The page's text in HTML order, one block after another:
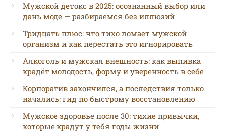
Мужской детокс в 2025: осознанный выбор или
дань моде — разбираемся без иллюзий
Тридцать плюс: что тихо ломает мужской
организм и как перестать это игнорировать
Алкоголь и мужская внешность: как выпивка
крадёт молодость, форму и уверенность в себе
Корпоратив закончился, а последствия только
начались: гид по быстрому восстановлению
Мужское здоровье после 30: тихие привычки,
которые крадут у тебя годы жизни